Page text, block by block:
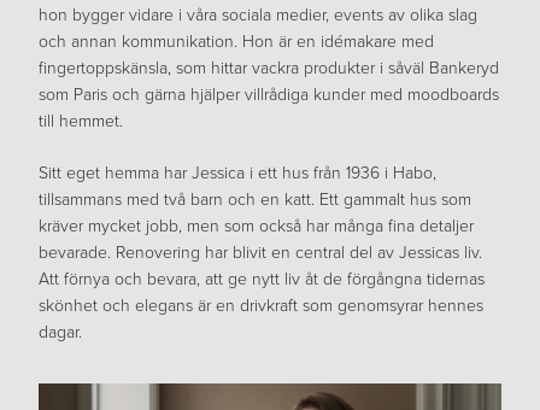
hon bygger vidare i våra sociala medier, events av olika slag
och annan kommunikation. Hon är en idémakare med
fingertoppskänsla, som hittar vackra produkter i såväl Bankeryd
som Paris och gärna hjälper villrådiga kunder med moodboards
till hemmet.
Sitt eget hemma har Jessica i ett hus från 1936 i Habo,
tillsammans med två barn och en katt. Ett gammalt hus som
kräver mycket jobb, men som också har många fina detaljer
bevarade. Renovering har blivit en central del av Jessicas liv.
Att förnya och bevara, att ge nytt liv åt de förgångna tidernas
skönhet och elegans är en drivkraft som genomsyrar hennes
dagar.